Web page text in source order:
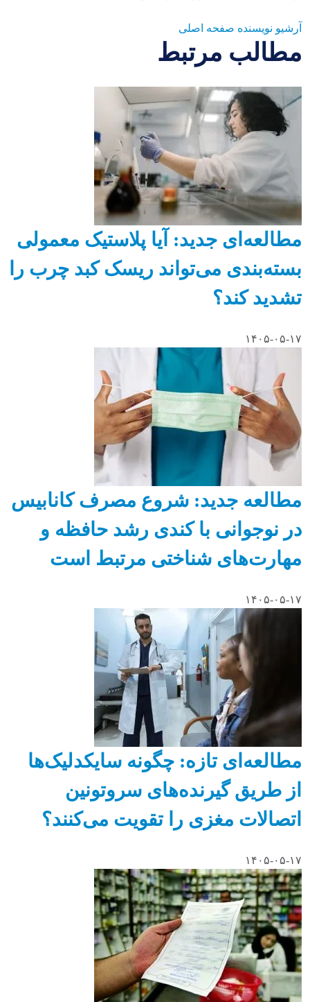
آرشیو نویسنده صفحه اصلی
مطالب مرتبط
مطالعه‌ای جدید: آیا پلاستیک معمولی
بسته‌بندی می‌تواند ریسک کبد چرب را
تشدید کند؟
۱۴۰۵-۰۵-۱۷
مطالعه جدید: شروع مصرف کانابیس
در نوجوانی با کندی رشد حافظه و
مهارت‌های شناختی مرتبط است
۱۴۰۵-۰۵-۱۷
مطالعه‌ای تازه: چگونه سایکدلیک‌ها
از طریق گیرنده‌های سروتونین
اتصالات مغزی را تقویت می‌کنند؟
۱۴۰۵-۰۵-۱۷